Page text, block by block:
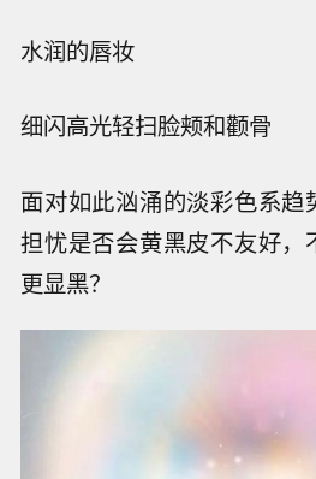
水润的唇妆
细闪高光轻扫脸颊和颧骨
面对如此汹涌的淡彩色系趋
担忧是否会黄黑皮不友好，
更显黑？